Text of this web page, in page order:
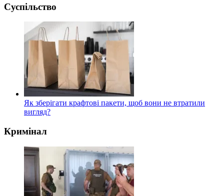
Суспільство
Як зберігати крафтові пакети, щоб вони не втратили
вигляд?
Кримінал